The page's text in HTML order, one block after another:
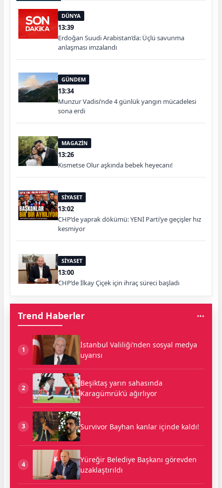
DÜNYA
13:39
Erdoğan Suudi Arabistan’da: Üçlü savunma
anlaşması imzalandı
GÜNDEM
13:34
Munzur Vadisi’nde 4 günlük yangın mücadelesi
sona erdi
MAGAZİN
13:26
Kısmetse Olur aşkında bebek heyecanı!
SİYASET
13:02
CHP’de yaprak dökümü: YENİ Parti’ye geçişler hız
kesmiyor
SİYASET
13:00
CHP’de İlkay Çiçek için ihraç süreci başladı
Trend Haberler
1
İstanbul Valiliği’nden sosyal medya
uyarısı
2
Beşiktaş yarın sahasında
Karagümrük’ü ağırlıyor
3 Survivor Bayhan kanlar içinde kaldı!
4
Yüreğir Belediye Başkanı görevden
uzaklaştırıldı